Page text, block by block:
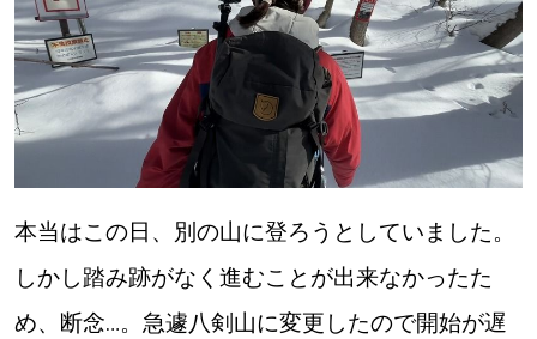
本当はこの日、別の山に登ろうとしていました。
しかし踏み跡がなく進むことが出来なかったた
め、断念…。急遽八剣山に変更したので開始が遅